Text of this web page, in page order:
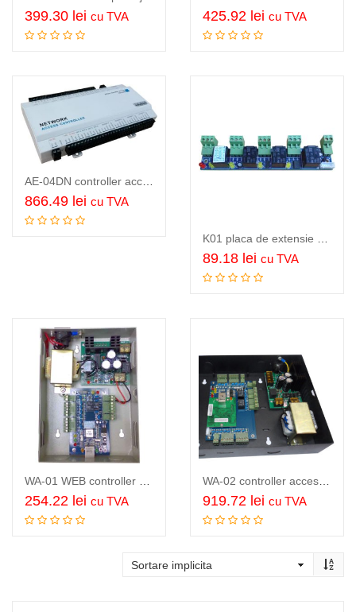
Adauga in cos
399.30 lei cu TVA
Citeste mai mult
425.92 lei cu TVA
Citeste mai mult
866.49 lei cu TVA
Adauga in cos
89.18 lei cu TVA
Adauga in cos
254.22 lei cu TVA
Adauga in cos
919.72 lei cu TVA